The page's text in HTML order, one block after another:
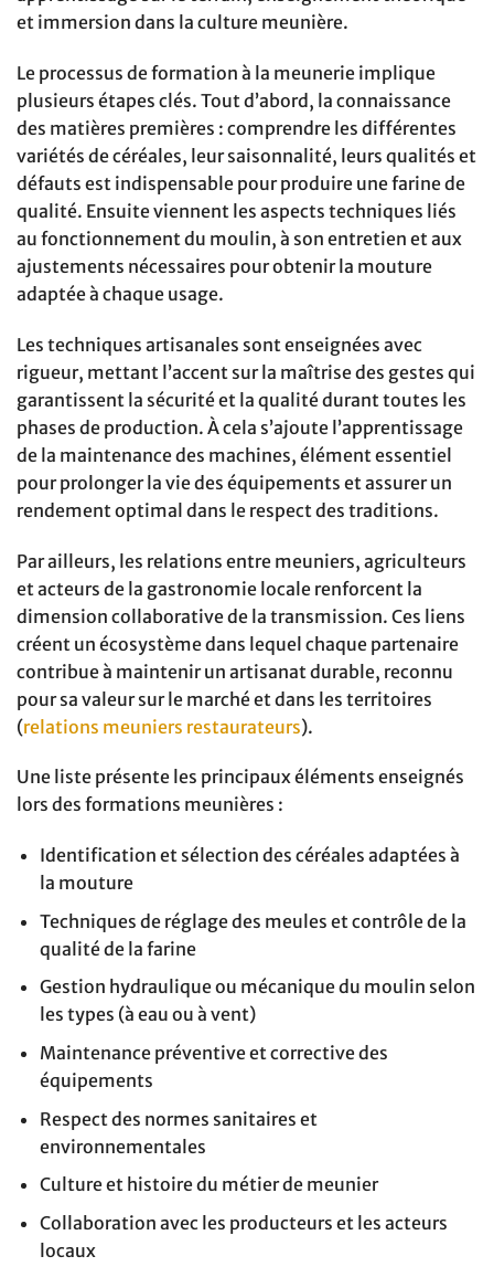
et immersion dans la culture meunière.
Le processus de formation à la meunerie implique
plusieurs étapes clés. Tout d’abord, la connaissance
des matières premières : comprendre les différentes
variétés de céréales, leur saisonnalité, leurs qualités et
défauts est indispensable pour produire une farine de
qualité. Ensuite viennent les aspects techniques liés
au fonctionnement du moulin, à son entretien et aux
ajustements nécessaires pour obtenir la mouture
adaptée à chaque usage.
Les techniques artisanales sont enseignées avec
rigueur, mettant l’accent sur la maîtrise des gestes qui
garantissent la sécurité et la qualité durant toutes les
phases de production. À cela s’ajoute l’apprentissage
de la maintenance des machines, élément essentiel
pour prolonger la vie des équipements et assurer un
rendement optimal dans le respect des traditions.
Par ailleurs, les relations entre meuniers, agriculteurs
et acteurs de la gastronomie locale renforcent la
dimension collaborative de la transmission. Ces liens
créent un écosystème dans lequel chaque partenaire
contribue à maintenir un artisanat durable, reconnu
pour sa valeur sur le marché et dans les territoires
(relations meuniers restaurateurs).
Une liste présente les principaux éléments enseignés
lors des formations meunières :
Identification et sélection des céréales adaptées à
la mouture
Techniques de réglage des meules et contrôle de la
qualité de la farine
Gestion hydraulique ou mécanique du moulin selon
les types (à eau ou à vent)
Maintenance préventive et corrective des
équipements
Respect des normes sanitaires et
environnementales
Culture et histoire du métier de meunier
Collaboration avec les producteurs et les acteurs
locaux